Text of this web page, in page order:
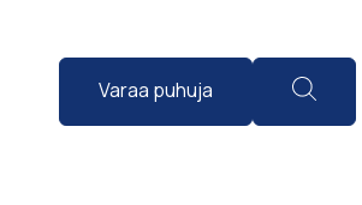
Varaa puhuja